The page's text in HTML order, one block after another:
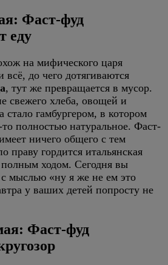
Фаст-фуд
еду
на мифического царя
до чего дотягиваются
, тут же превращается в мусор.
свежего хлеба, овощей и
стало гамбургером, в котором
то полностью натуральное. Фаст-
ничего общего с тем
праву гордится итальянская
ходом. Сегодня вы
с мыслью «ну я же не ем это
у ваших детей попросту не
Фаст-фуд